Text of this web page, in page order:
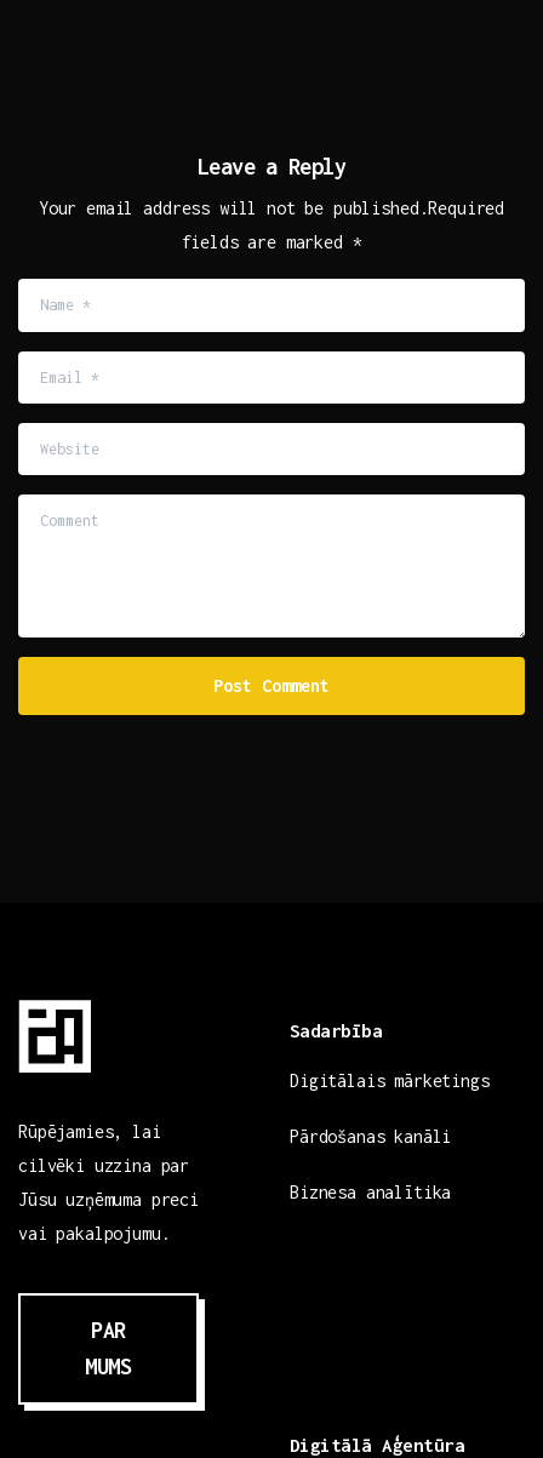
Leave a Reply
Your email address will not be published.Required
fields are marked *
*
Website
Rūpējamies, lai
cilvēki uzzina par
Jūsu uzņēmuma preci
vai pakalpojumu.
PAR
MUMS
Sadarbība
Digitālais mārketings
Pārdošanas kanāli
Biznesa analītika
Digitālā Aģentūra